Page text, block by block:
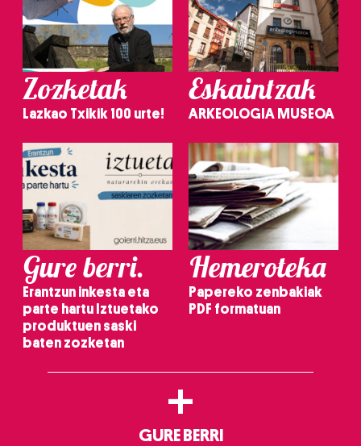
Zozketak
Lazkao Txikik 100 urte!
Eskaintzak
ARKEOLOGIA MUSEOA
Gure berri.
Erantzun inkesta eta
parte hartu Iztuetako
produktuen saski
baten zozketan
Hemeroteka
Papereko zenbakiak
PDF formatuan
+
GURE BERRI